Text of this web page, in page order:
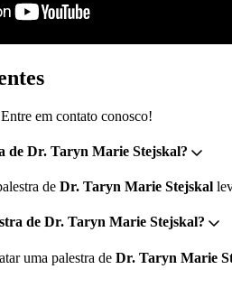
em contato conosco!
de Dr. Taryn Marie Stejskal?
de Dr. Taryn Marie Stejskal
de Dr. Taryn Marie Stejskal?
uma palestra de Dr. Taryn Marie